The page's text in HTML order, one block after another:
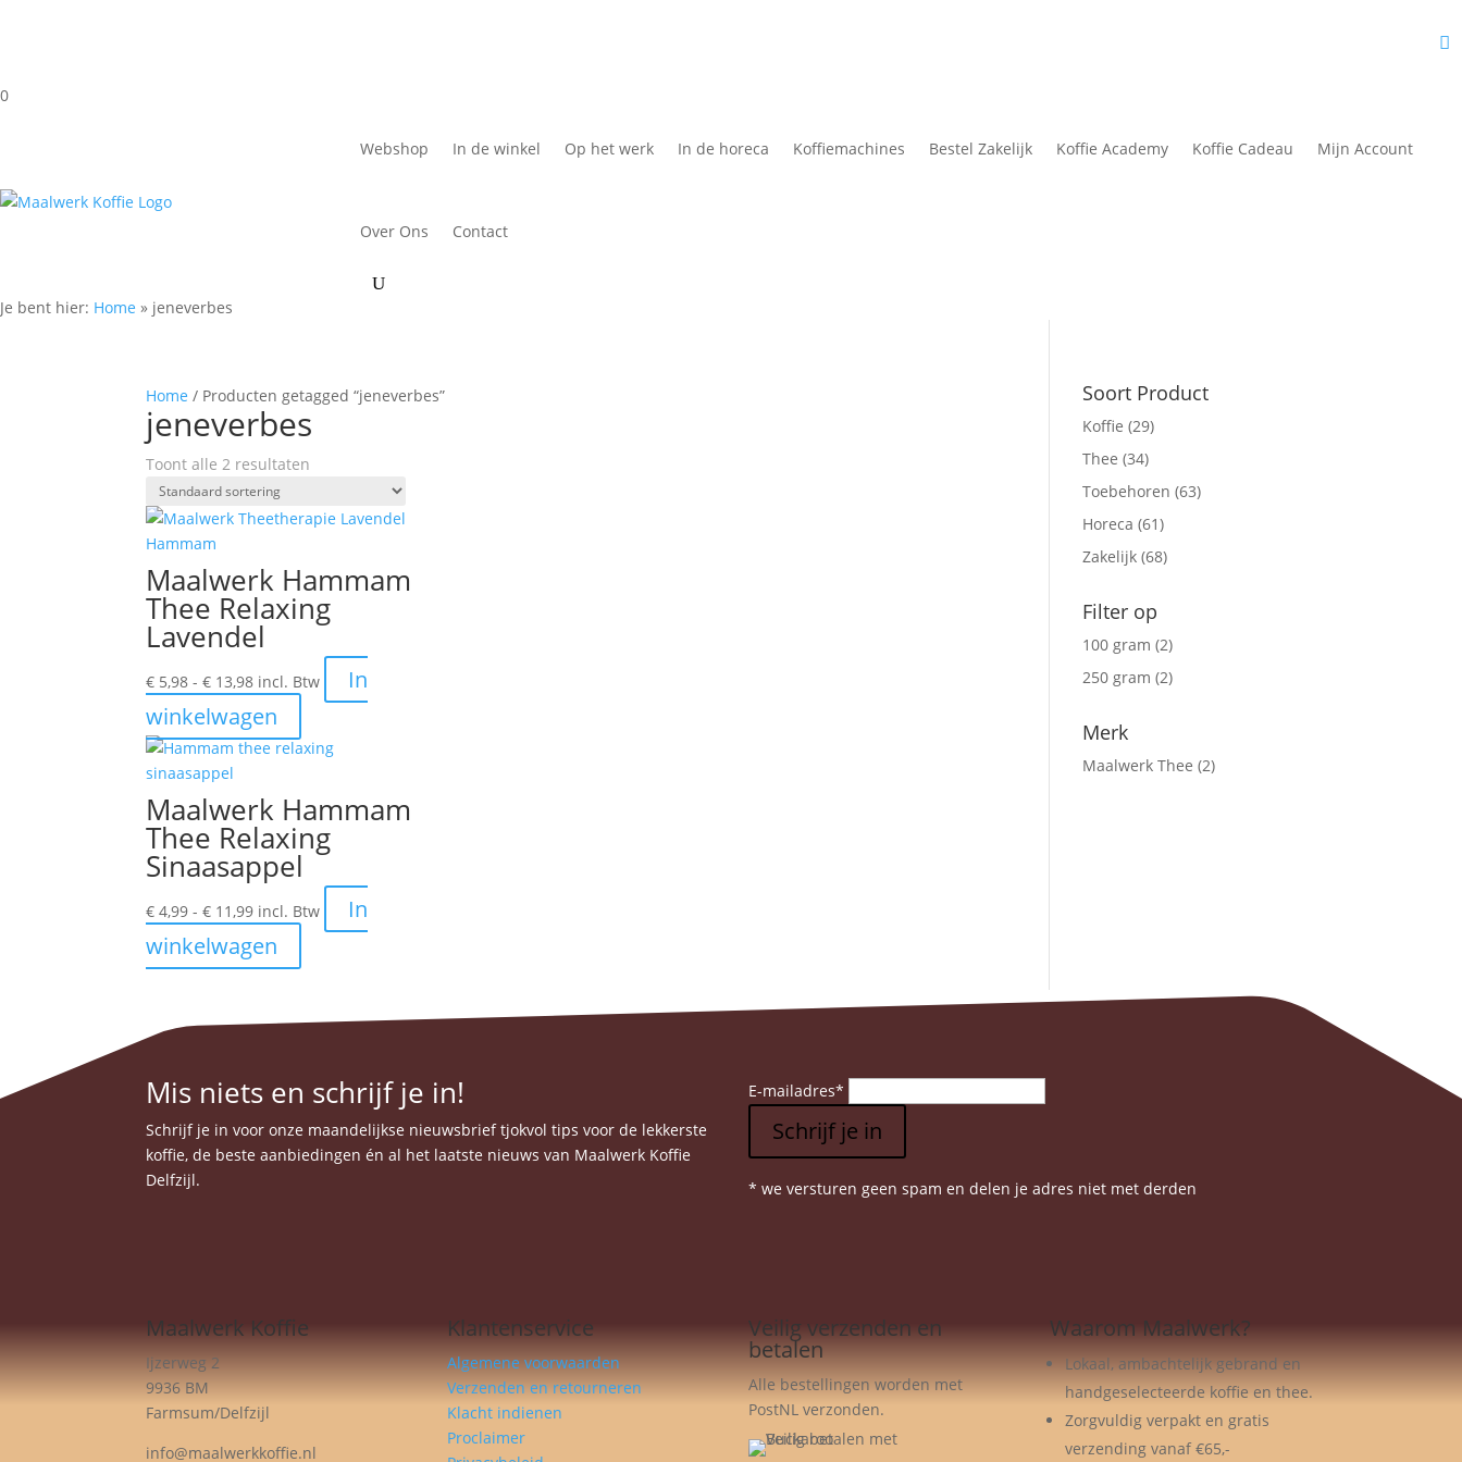
0
Webshop In de winkel Op het werk In de horeca Koffiemachines Bestel Zakelijk Koffie Academy Koffie Cadeau Mijn Account
Over Ons Contact
Je bent hier: Home » jeneverbes
Home / Producten getagged “jeneverbes”
jeneverbes
Toont alle 2 resultaten
Maalwerk Hammam
Thee Relaxing
Lavendel
€ 5,98 - € 13,98 Prijsklasse:
€ 5,98
tot
€ 13,98
incl. Btw
In
winkelwagen
product
heeft
variaties.
Deze
optie
kan
gekozen
worden
Maalwerk Hammam
Thee Relaxing
Sinaasappel
€ 4,99 - € 11,99 Prijsklasse:
€ 4,99
tot
incl. Btw
In
winkelwagen
product
optie
gekozen
worden
Soort Product
Koffie (29)
Thee (34)
Toebehoren (63)
Horeca (61)
Zakelijk (68)
Filter op
100 gram (2)
250 gram (2)
Merk
Maalwerk Thee (2)
Mis niets en schrijf je in!
Schrijf je in voor onze maandelijkse nieuwsbrief tjokvol tips voor de lekkerste
koffie, de beste aanbiedingen én al het laatste nieuws van Maalwerk Koffie
Delfzijl.
E-mailadres*
Schrijf je in
* we versturen geen spam en delen je adres niet met derden
Maalwerk Koffie
Ijzerweg 2
9936 BM
Farmsum/Delfzijl
info@maalwerkkoffie.nl
Klantenservice
Algemene voorwaarden
Verzenden en retourneren
Klacht indienen
Proclaimer
Veilig verzenden en
betalen
Alle bestellingen worden met
PostNL verzonden.
Waarom Maalwerk?
Lokaal, ambachtelijk gebrand en
handgeselecteerde koffie en thee.
Zorgvuldig verpakt en gratis
verzending vanaf €65,-